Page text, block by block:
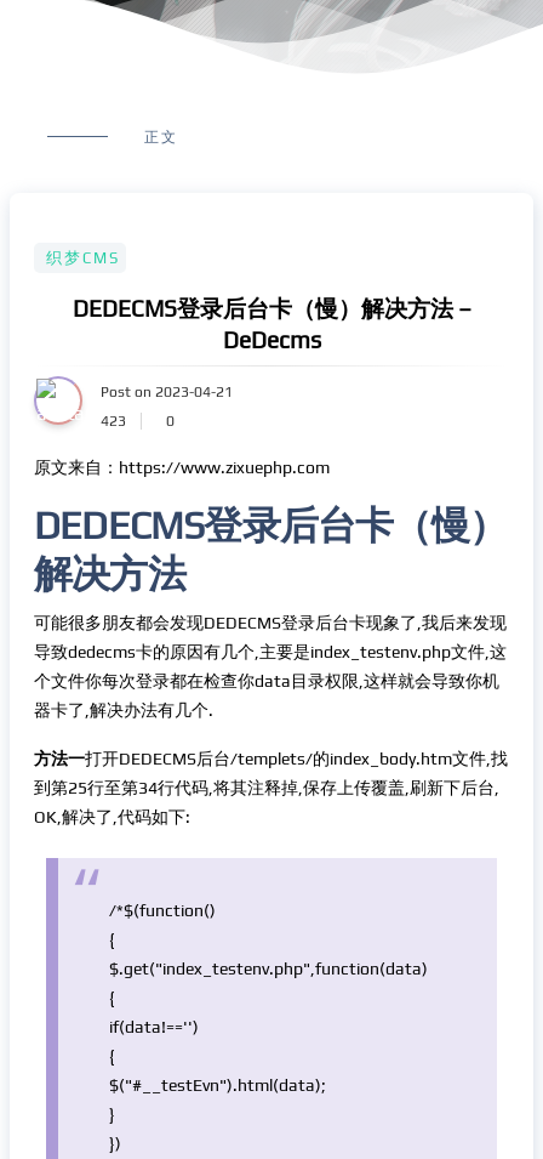
正文
织梦CMS
DEDECMS登录后台卡（慢）解决方法 –
DeDecms
Post on 2023-04-21
423
0
原文来自：https://www.zixuephp.com
DEDECMS登录后台卡（慢）
解决方法
可能很多朋友都会发现DEDECMS登录后台卡现象了,我后来发现
导致dedecms卡的原因有几个,主要是index_testenv.php文件,这
个文件你每次登录都在检查你data目录权限,这样就会导致你机
器卡了,解决办法有几个.
方法一打开DEDECMS后台/templets/的index_body.htm文件,找
到第25行至第34行代码,将其注释掉,保存上传覆盖,刷新下后台,
OK,解决了,代码如下:
/*$(function()
{
$.get("index_testenv.php",function(data)
{
if(data!=='')
{
$("#__testEvn").html(data);
}
})